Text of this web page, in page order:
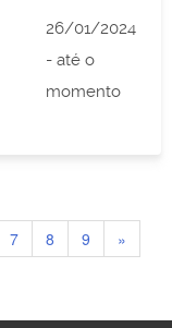
26/01/2024
- até o
momento
7 8 9
»